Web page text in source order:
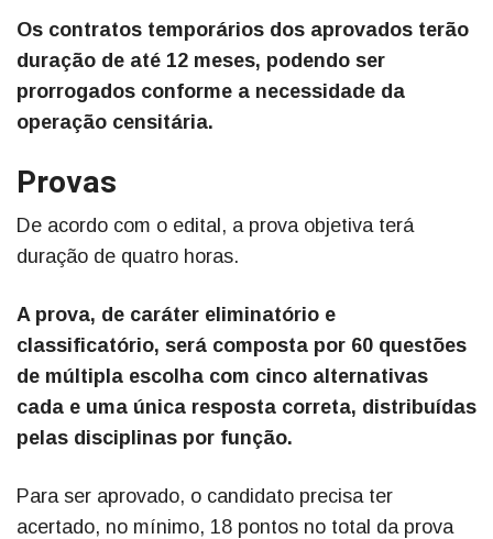
Os contratos temporários dos aprovados terão
duração de até 12 meses, podendo ser
prorrogados conforme a necessidade da
operação censitária.
Provas
De acordo com o edital, a prova objetiva terá
duração de quatro horas.
A prova, de caráter eliminatório e
classificatório, será composta por 60 questões
de múltipla escolha com cinco alternativas
cada e uma única resposta correta, distribuídas
pelas disciplinas por função.
Para ser aprovado, o candidato precisa ter
acertado, no mínimo, 18 pontos no total da prova